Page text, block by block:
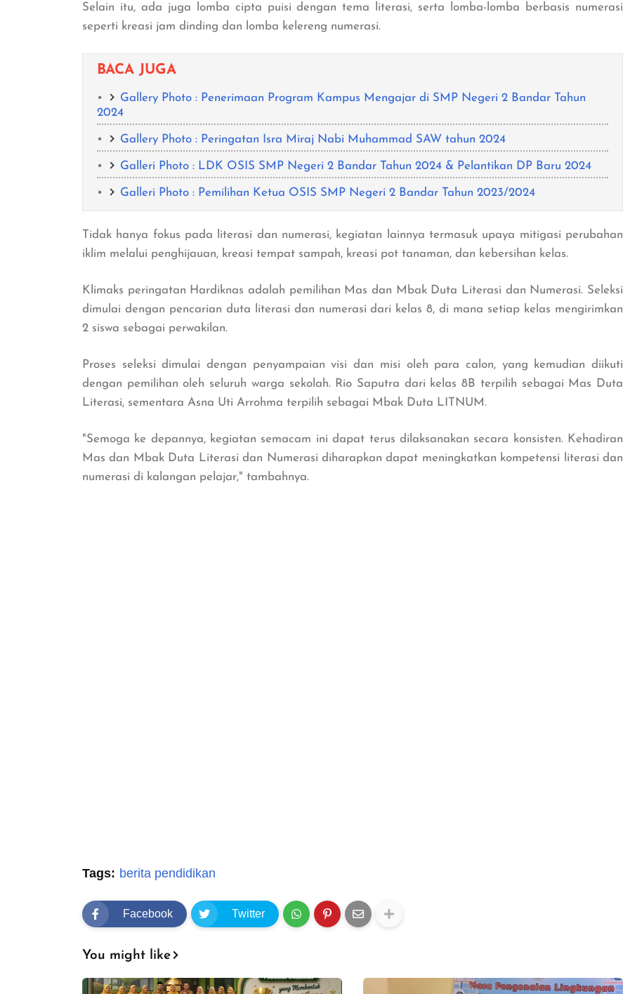
Selain itu, ada juga lomba cipta puisi dengan tema literasi, serta lomba-lomba berbasis numerasi
seperti kreasi jam dinding dan lomba kelereng numerasi.
BACA JUGA
Gallery Photo : Penerimaan Program Kampus Mengajar di SMP Negeri 2 Bandar Tahun
2024
Gallery Photo : Peringatan Isra Miraj Nabi Muhammad SAW tahun 2024
Galleri Photo : LDK OSIS SMP Negeri 2 Bandar Tahun 2024 & Pelantikan DP Baru 2024
Galleri Photo : Pemilihan Ketua OSIS SMP Negeri 2 Bandar Tahun 2023/2024
Tidak hanya fokus pada literasi dan numerasi, kegiatan lainnya termasuk upaya mitigasi perubahan
iklim melalui penghijauan, kreasi tempat sampah, kreasi pot tanaman, dan kebersihan kelas.
Klimaks peringatan Hardiknas adalah pemilihan Mas dan Mbak Duta Literasi dan Numerasi. Seleksi
dimulai dengan pencarian duta literasi dan numerasi dari kelas 8, di mana setiap kelas mengirimkan
2 siswa sebagai perwakilan.
Proses seleksi dimulai dengan penyampaian visi dan misi oleh para calon, yang kemudian diikuti
dengan pemilihan oleh seluruh warga sekolah. Rio Saputra dari kelas 8B terpilih sebagai Mas Duta
Literasi, sementara Asna Uti Arrohma terpilih sebagai Mbak Duta LITNUM.
"Semoga ke depannya, kegiatan semacam ini dapat terus dilaksanakan secara konsisten. Kehadiran
Mas dan Mbak Duta Literasi dan Numerasi diharapkan dapat meningkatkan kompetensi literasi dan
numerasi di kalangan pelajar," tambahnya.
Tags: berita pendidikan
Facebook Twitter
You might like